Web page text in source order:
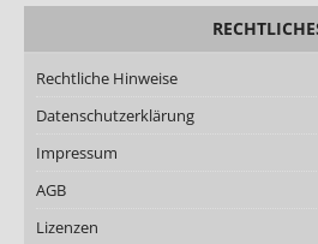
Rechtliche Hinweise
Datenschutzerklärung
Impressum
AGB
Lizenzen